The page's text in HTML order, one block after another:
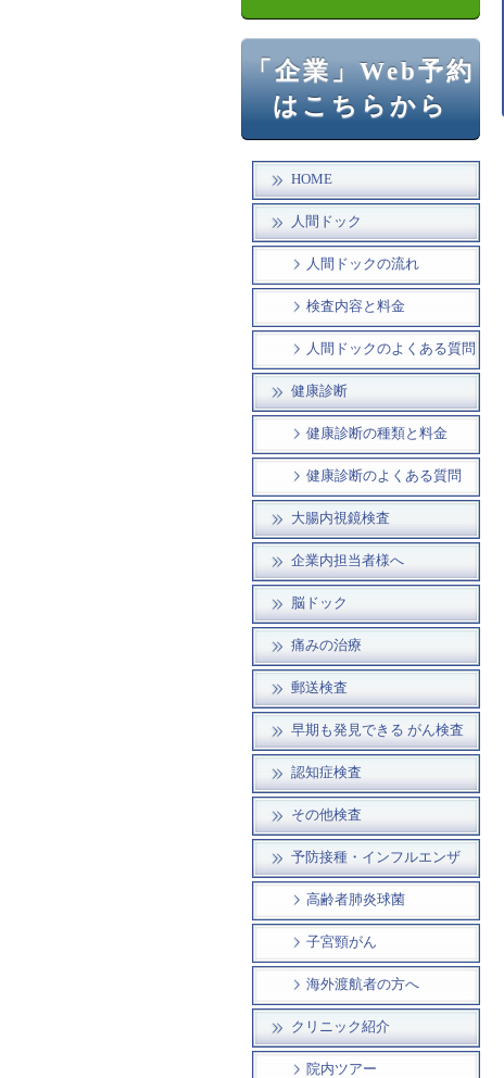
「企業」Web予約
はこちらから
HOME
人間ドック
人間ドックの流れ
検査内容と料金
人間ドックのよくある質問
健康診断
健康診断の種類と料金
健康診断のよくある質問
大腸内視鏡検査
企業内担当者様へ
脳ドック
痛みの治療
郵送検査
早期も発見できる がん検査
認知症検査
その他検査
予防接種・インフルエンザ
高齢者肺炎球菌
子宮頸がん
海外渡航者の方へ
クリニック紹介
院内ツアー